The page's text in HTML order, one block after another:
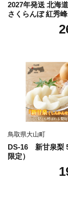
2027年発送 北海
さくらんぼ 紅秀
g×4パック) Lサイ
桜桃 産地直送 サ
鳥取県大山町
DS-16 新甘泉梨
限定）